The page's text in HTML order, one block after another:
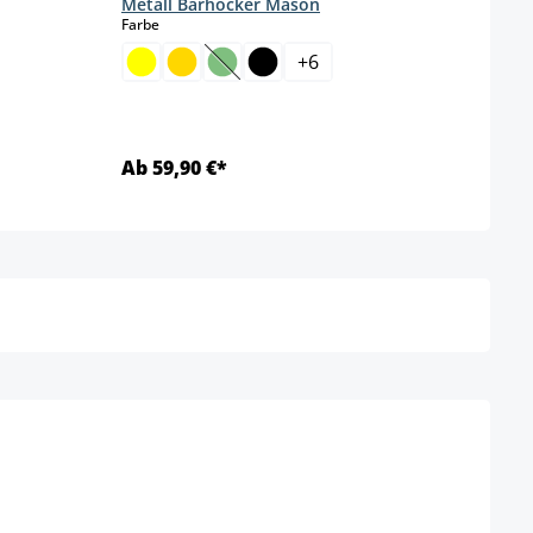
Farbeauswählen
(Diese Option ist zurzeit nicht
+6
Ab 59,90 €*